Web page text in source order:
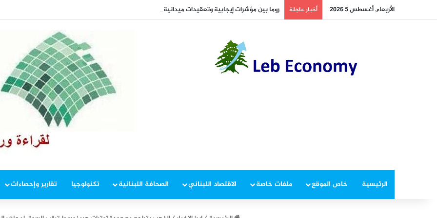
الأربعاء, أغسطس 5 2026 أخبار عاجلة روما بين مؤشرات إيجابية وتعقيدات ميدانية… عبوة مجدلزون تشعل الجنوب والمفاوضات أمام اختبار حاسم
الرئيسية خاص الموقع ملفات خاصة الاقتصاد اللبناني الصحافة اللبنانية تكنولوجيا تقارير وإحصاءات